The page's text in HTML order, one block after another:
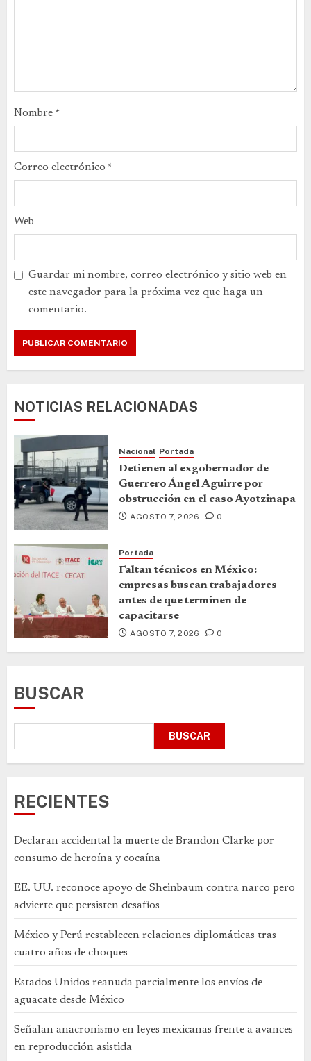
Nombre *
Correo electrónico *
Web
Guardar mi nombre, correo electrónico y sitio web en
este navegador para la próxima vez que haga un
comentario.
NOTICIAS RELACIONADAS
Nacional Portada
Detienen al exgobernador de
Guerrero Ángel Aguirre por
obstrucción en el caso Ayotzinapa
AGOSTO 7, 2026 0
Portada
Faltan técnicos en México:
empresas buscan trabajadores
antes de que terminen de
capacitarse
AGOSTO 7, 2026 0
BUSCAR
BUSCAR
RECIENTES
Declaran accidental la muerte de Brandon Clarke por
consumo de heroína y cocaína
EE. UU. reconoce apoyo de Sheinbaum contra narco pero
advierte que persisten desafíos
México y Perú restablecen relaciones diplomáticas tras
cuatro años de choques
Estados Unidos reanuda parcialmente los envíos de
aguacate desde México
Señalan anacronismo en leyes mexicanas frente a avances
en reproducción asistida